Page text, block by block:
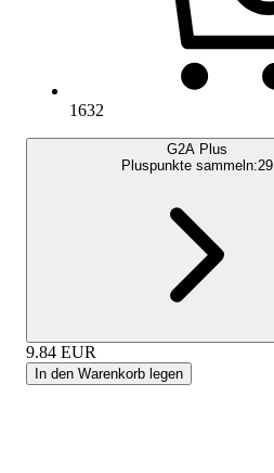
1632
G2A Plus
Pluspunkte sammeln:29
9.84 EUR
In den Warenkorb legen